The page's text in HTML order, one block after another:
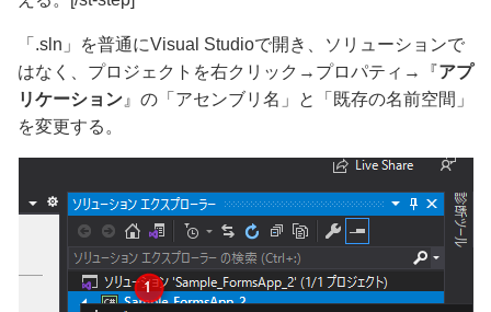
「.sln」
を普通にVisual Studioで開き、ソリューションで
はなく、プロジェクトを右クリック→プロパティ→『アプ
リケーション 』の 「アセンブリ名」と「既存の名前空間」
を変更する。